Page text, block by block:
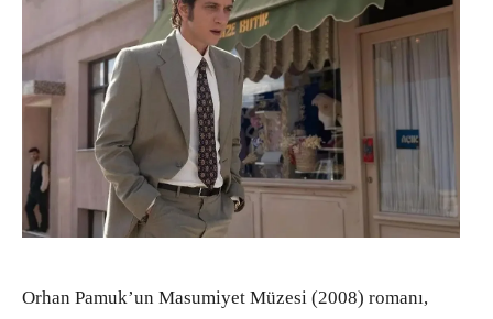
Orhan Pamuk’un Masumiyet Müzesi (2008) romanı,